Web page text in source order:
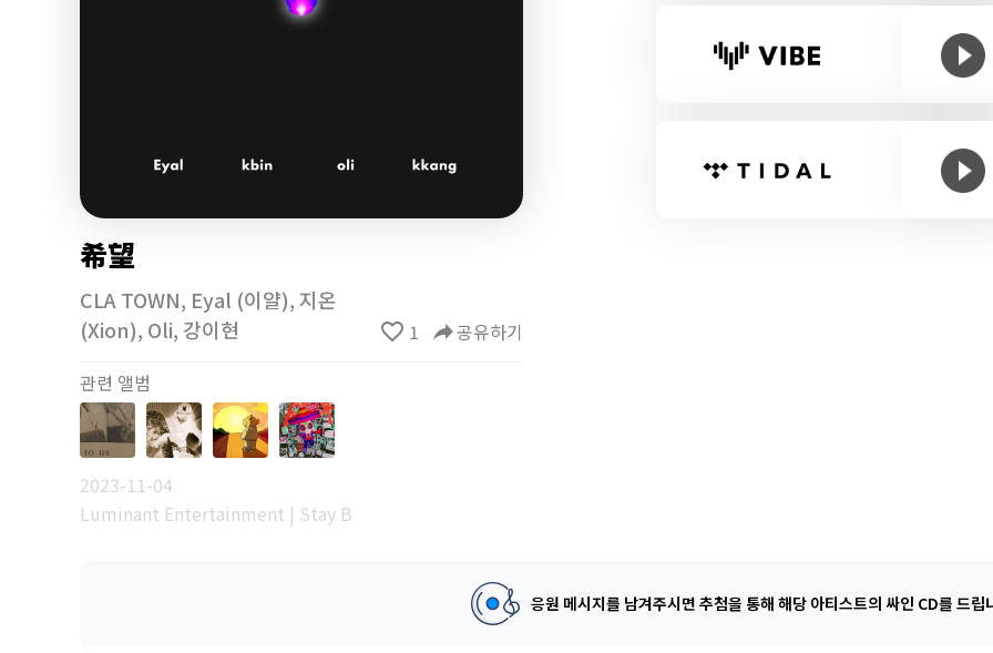
希望
CLA TOWN, Eyal (이얄),지온
(Xion), Oli, 강이현 favorite_border 1 reply공유하기
관련 앨범
2023-11-04
Luminant Entertainment | Stay B
응원 메시지를 남겨주시면 추첨을 통해 해당 아티스트의 싸인 CD를 드립